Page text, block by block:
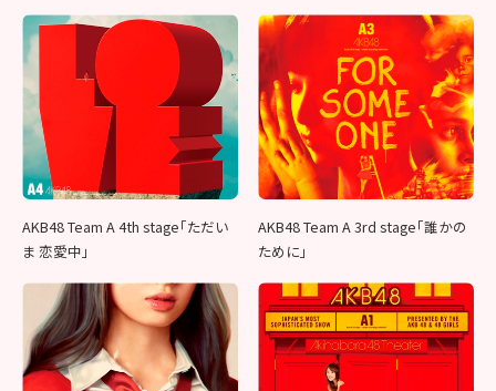
AKB48 Team A 4th stage「ただい
ま 恋愛中」
AKB48 Team A 3rd stage「誰かの
ために」